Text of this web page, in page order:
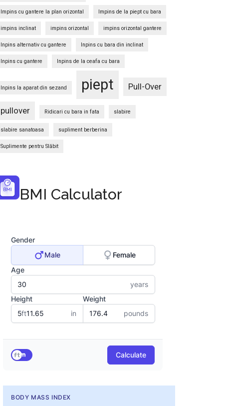
Impins cu gantere la plan orizontal Impins de la piept cu bara
impins inclinat impins orizontal impins orizontal gantere
Inpins alternativ cu gantere Inpins cu bara din inclinat
Inpins cu gantere Inpins de la ceafa cu bara
Inpins la aparat din sezand piept Pull-Over
pullover Ridicari cu bara in fata slabire
slabire sanatoasa supliment berberina
Suplimente pentru Slăbit
BMI Calculator